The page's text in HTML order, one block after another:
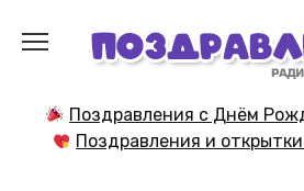
содержанию
Поздравления с Днём
Поздравления и